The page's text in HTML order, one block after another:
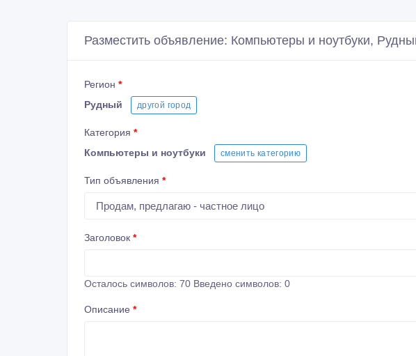
Разместить объявление: Компьютеры и ноутбуки,
Регион *
Рудный
другой город
Категория *
Компьютеры и ноутбуки
сменить категорию
Тип объявления *
Заголовок *
Осталось символов: 70 Введено символов: 0
Описание *